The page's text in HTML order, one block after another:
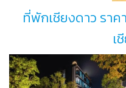
ที่พักเชียงดาว ราค
เ